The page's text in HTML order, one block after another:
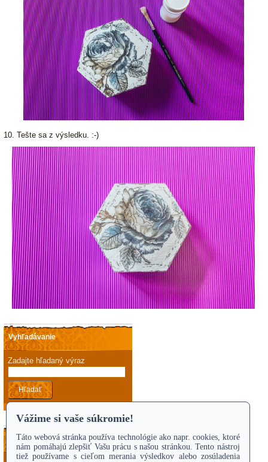
10. Tešte sa z výsledku. :-)
Vyhľadávanie
Zadajte hľadaný výraz
Hľadať
Kontakty